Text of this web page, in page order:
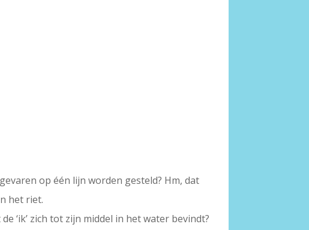
op één lijn worden gesteld? Hm, dat
het riet.
‘ik’ zich tot zijn middel in het water bevindt?